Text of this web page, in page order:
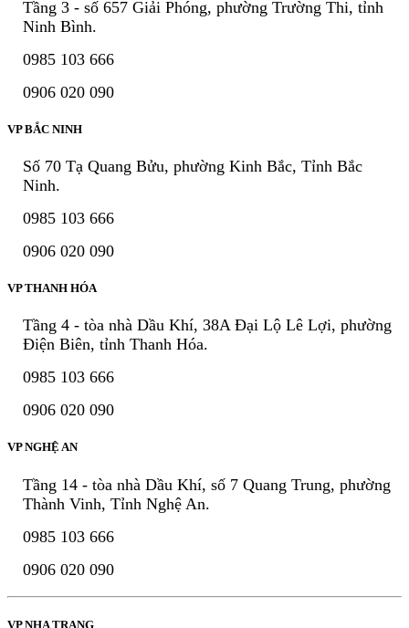
Tầng 3 - số 657 Giải Phóng, phường Trường Thi, tỉnh
Ninh Bình.
0985 103 666
0906 020 090
VP BẮC NINH
Số 70 Tạ Quang Bửu, phường Kinh Bắc, Tỉnh Bắc
Ninh.
0985 103 666
0906 020 090
VP THANH HÓA
Tầng 4 - tòa nhà Dầu Khí, 38A Đại Lộ Lê Lợi, phường
Điện Biên, tỉnh Thanh Hóa.
0985 103 666
0906 020 090
VP NGHỆ AN
Tầng 14 - tòa nhà Dầu Khí, số 7 Quang Trung, phường
Thành Vinh, Tỉnh Nghệ An.
0985 103 666
0906 020 090
VP NHA TRANG